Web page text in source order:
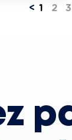
< 1 2 3